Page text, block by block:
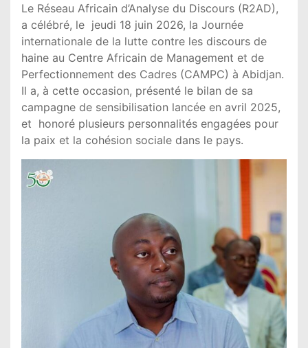
Le Réseau Africain d’Analyse du Discours (R2AD),
a célébré, le jeudi 18 juin 2026, la Journée
internationale de la lutte contre les discours de
haine au Centre Africain de Management et de
Perfectionnement des Cadres (CAMPC) à Abidjan.
Il a, à cette occasion, présenté le bilan de sa
campagne de sensibilisation lancée en avril 2025,
et honoré plusieurs personnalités engagées pour
la paix et la cohésion sociale dans le pays.